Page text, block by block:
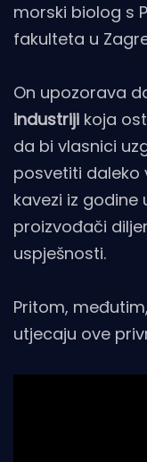
morski biolog s
fakulteta u
On upozorava
industriji koja
da bi vlasnici
posvetiti daleko
kavezi iz godine
proizvođači
uspješnosti.
Pritom,
utjecaju ove